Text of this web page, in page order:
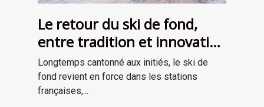
Le retour du ski de fond,
entre tradition et innovation
en stations
Longtemps cantonné aux initiés, le ski de
fond revient en force dans les stations
françaises,...